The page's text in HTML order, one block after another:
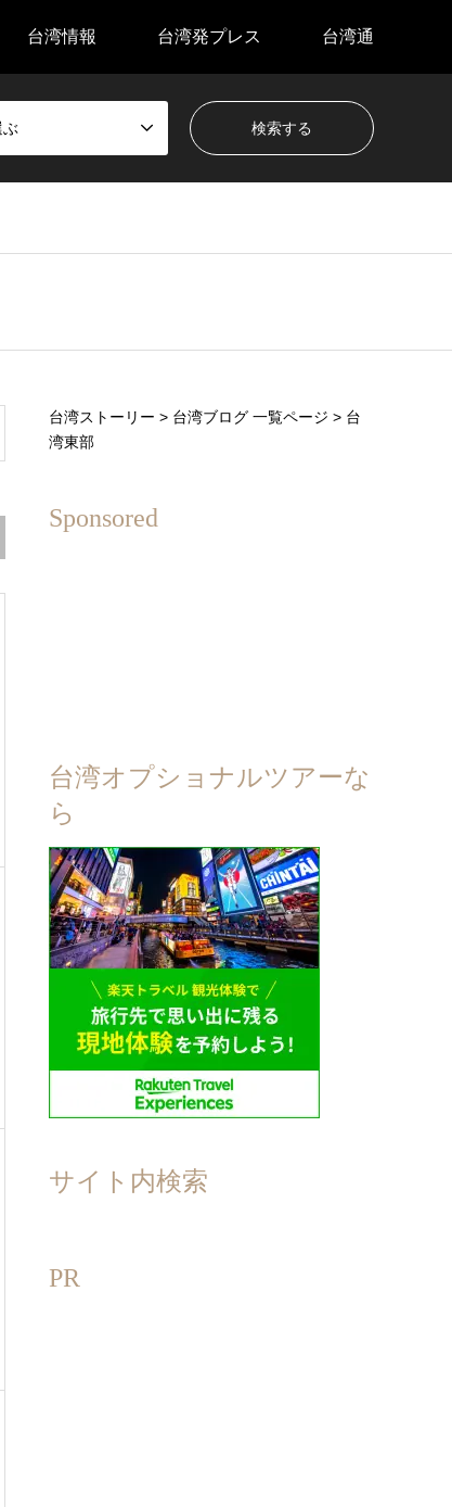
台湾情報 台湾発プレス 台湾通
台湾ストーリー > 台湾ブログ 一覧ページ > 台
湾東部
Sponsored
台湾オプショナルツアーな
ら
サイト内検索
PR